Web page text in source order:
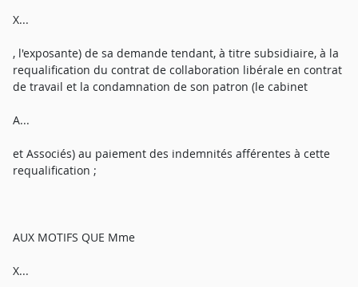
X...
, l'exposante) de sa demande tendant, à titre subsidiaire, à la
requalification du contrat de collaboration libérale en contrat
de travail et la condamnation de son patron (le cabinet
A...
et Associés) au paiement des indemnités afférentes à cette
requalification ;
AUX MOTIFS QUE Mme
X...